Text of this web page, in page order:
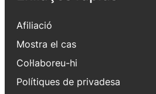
Afiliació
Mostra el cas
Col·laboreu-hi
Polítiques de privadesa